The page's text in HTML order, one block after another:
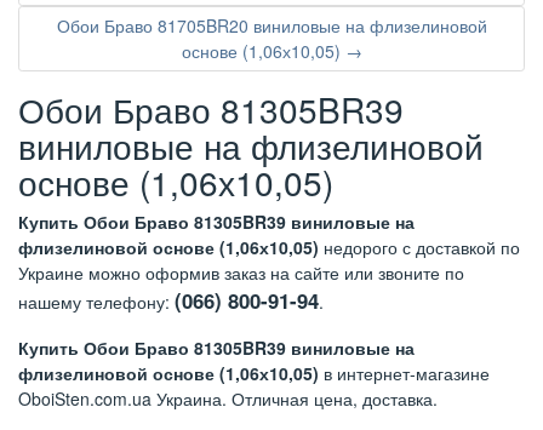
Обои Браво 81705BR20 виниловые на флизелиновой
основе (1,06х10,05) →
Обои Браво 81305BR39
виниловые на флизелиновой
основе (1,06х10,05)
Купить Обои Браво 81305BR39 виниловые на
флизелиновой основе (1,06х10,05) недорого с доставкой по
Украине можно оформив заказ на сайте или звоните по
нашему телефону: (066) 800-91-94.
Купить Обои Браво 81305BR39 виниловые на
флизелиновой основе (1,06х10,05) в интернет-магазине
OboiSten.com.ua Украина. Отличная цена, доставка.